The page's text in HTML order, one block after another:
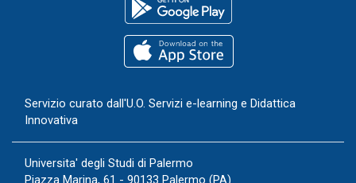
Servizio curato dall'U.O. Servizi e-learning e Didattica
Innovativa
Universita' degli Studi di Palermo